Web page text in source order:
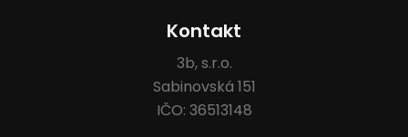
Kontakt
3b, s.r.o.
Sabinovská 151
IČO: 36513148